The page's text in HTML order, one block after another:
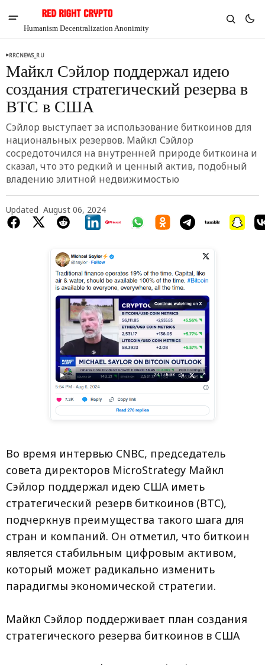
Humanism Decentralization Anonimity
Chia
$1.34
RRCNEWS_RU
Майкл Сэйлор поддержал идею
создания стратегический резерва в
BTC в США
Сэйлор выступает за использование биткоинов для
национальных резервов. Майкл Сэйлор
сосредоточился на внутренней природе биткоина и
сказал, что это редкий и ценный актив, подобный
владению элитной недвижимостью
Updated August 06, 2024
Во время интервью CNBC, председатель
совета директоров MicroStrategy Майкл
Сэйлор поддержал идею США иметь
стратегический резерв биткоинов (BTC),
подчеркнув преимущества такого шага для
стран и компаний. Он отметил, что биткоин
является стабильным цифровым активом,
который может радикально изменить
парадигмы экономической стратегии.
Майкл Сэйлор поддерживает план создания
стратегического резерва биткоинов в США